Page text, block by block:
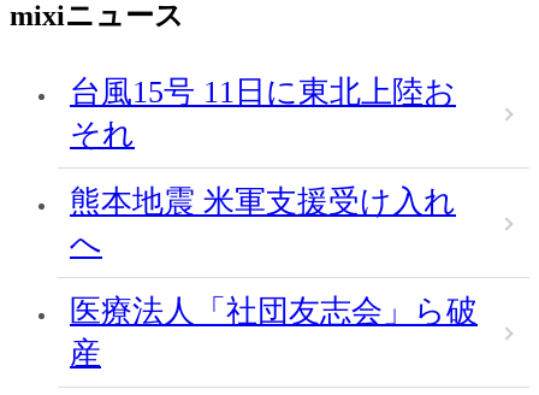
mixiニュース
台風15号 11日に東北上陸お
それ
熊本地震 米軍支援受け入れ
へ
医療法人「社団友志会」ら破
産